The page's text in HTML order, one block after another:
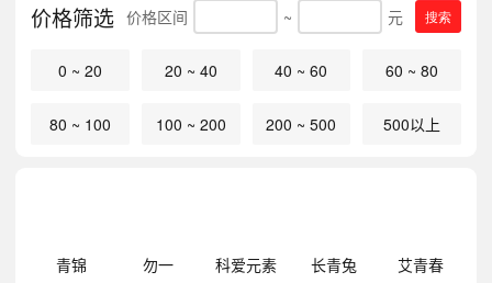
价格筛选 价格区间 ~ 元 搜索
0 ~ 20 20 ~ 40 40 ~ 60 60 ~ 80
80 ~ 100 100 ~ 200 200 ~ 500 500以上
青锦 勿一 科爱元素 长青兔 艾青春